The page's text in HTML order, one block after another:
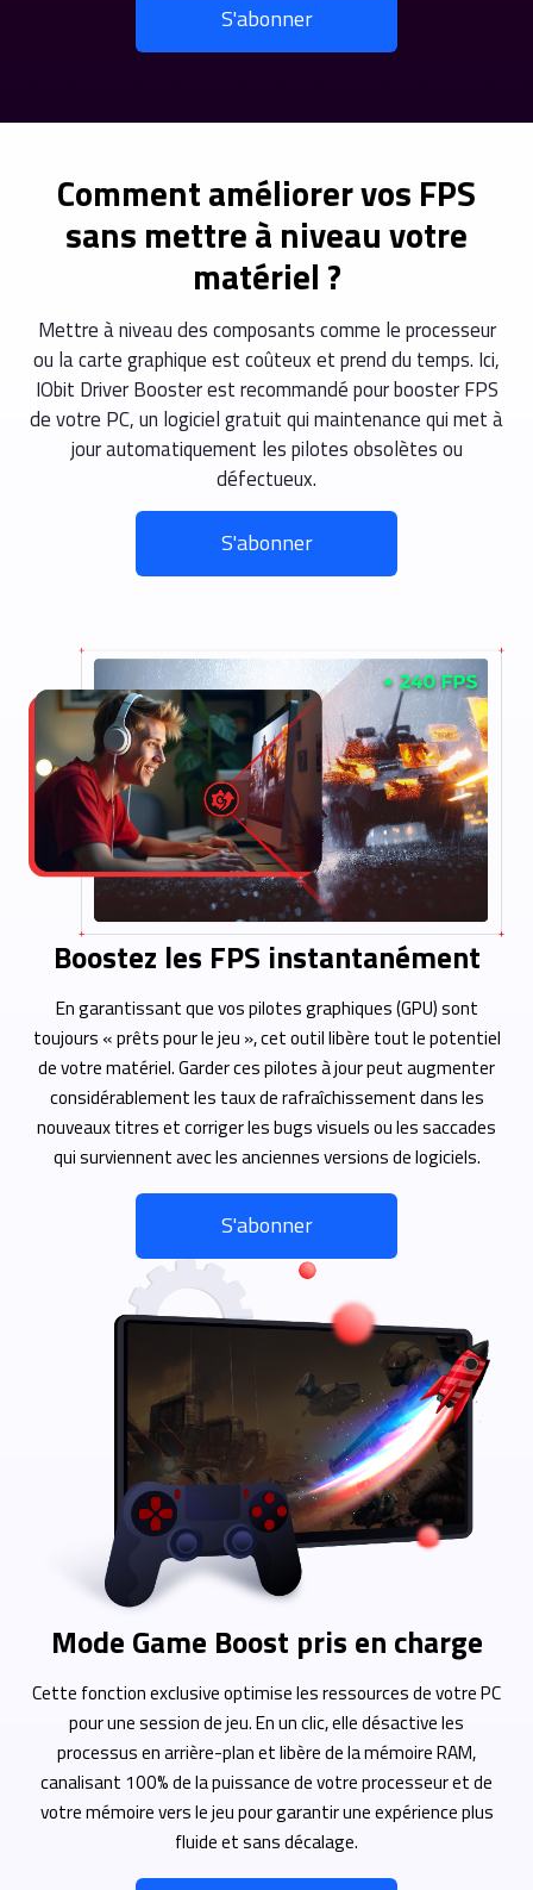
S'abonner
Comment améliorer vos FPS
sans mettre à niveau votre
matériel ?
Mettre à niveau des composants comme le processeur
ou la carte graphique est coûteux et prend du temps. Ici,
IObit Driver Booster est recommandé pour booster FPS
de votre PC, un logiciel gratuit qui maintenance qui met à
jour automatiquement les pilotes obsolètes ou
défectueux.
S'abonner
Boostez les FPS instantanément
En garantissant que vos pilotes graphiques (GPU) sont
toujours « prêts pour le jeu », cet outil libère tout le potentiel
de votre matériel. Garder ces pilotes à jour peut augmenter
considérablement les taux de rafraîchissement dans les
nouveaux titres et corriger les bugs visuels ou les saccades
qui surviennent avec les anciennes versions de logiciels.
S'abonner
Mode Game Boost pris en charge
Cette fonction exclusive optimise les ressources de votre PC
pour une session de jeu. En un clic, elle désactive les
processus en arrière-plan et libère de la mémoire RAM,
canalisant 100% de la puissance de votre processeur et de
votre mémoire vers le jeu pour garantir une expérience plus
fluide et sans décalage.